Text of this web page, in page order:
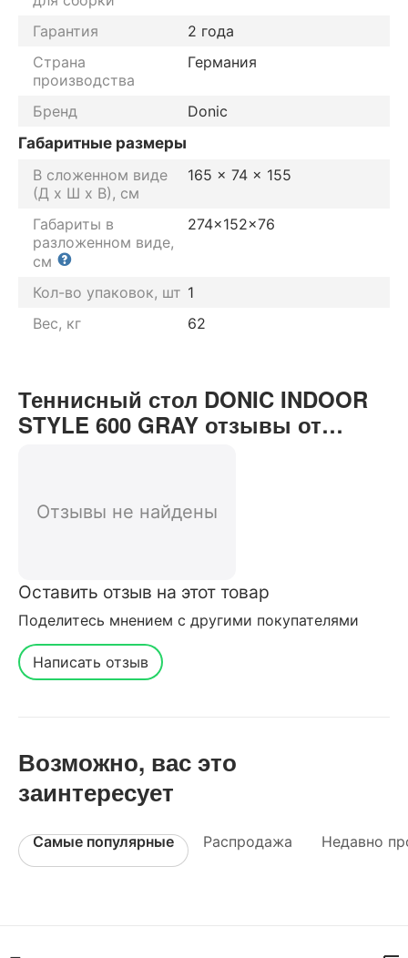
Гарантия
2 года
Страна
производства
Германия
Бренд
Donic
Габаритные размеры
В сложенном виде
(Д х Ш х В), см
165 x 74 x 155
Габариты в
разложенном виде,
см
274×152×76
Кол-во упаковок, шт 1
Вес, кг
62
Теннисный стол DONIC INDOOR
STYLE 600 GRAY отзывы от
Отзывы не найдены
Оставить отзыв на этот товар
Поделитесь мнением с другими покупателями
Написать отзыв
Возможно, вас это
заинтересует
Самые популярные Распродажа Недавно